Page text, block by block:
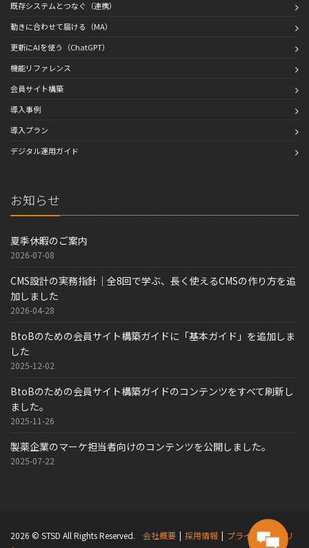
既存システムとつなぐ（連携）
動きに合わせて届ける（MA）
更新にAIを使う（ChatGPT）
機能リファレンス
会員サイト構築
導入事例
導入プラン
デジタル運用ガイド
お知らせ
夏季休暇のご案内
2026-07-08
CMS設計の実務指針｜全8回で学ぶ、長く使えるCMSの作り方を追
加しました
2026-04-28
BtoBのための会員サイト構築ガイドに「基本ガイド」を追加しま
した
2025-12-02
BtoBのための会員サイト構築ガイドのコンテンツをすべて刷新し
ました。
2025-11-26
製薬企業のマーケ担当者向けのコンテンツを公開しました。
2025-07-22
2026 © STSD All Rights Reserved. 会社概要 採用情報
プライバシーポリ